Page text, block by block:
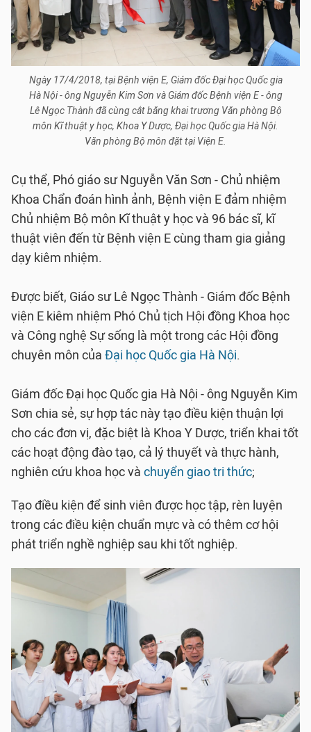
Ngày 17/4/2018, tại Bệnh viện E, Giám đốc Đại học Quốc gia
Hà Nội - ông Nguyễn Kim Sơn và Giám đốc Bệnh viện E - ông
Lê Ngọc Thành đã cùng cắt băng khai trương Văn phòng Bộ
môn Kĩ thuật y học, Khoa Y Dược, Đại học Quốc gia Hà Nội.
Văn phòng Bộ môn đặt tại Viện E.
Cụ thể, Phó giáo sư Nguyễn Văn Sơn - Chủ nhiệm
Khoa Chẩn đoán hình ảnh, Bệnh viện E đảm nhiệm
Chủ nhiệm Bộ môn Kĩ thuật y học và 96 bác sĩ, kĩ
thuật viên đến từ Bệnh viện E cùng tham gia giảng
dạy kiêm nhiệm.
Được biết, Giáo sư Lê Ngọc Thành - Giám đốc Bệnh
viện E kiêm nhiệm Phó Chủ tịch Hội đồng Khoa học
và Công nghệ Sự sống là một trong các Hội đồng
chuyên môn của Đại học Quốc gia Hà Nội.
Giám đốc Đại học Quốc gia Hà Nội - ông Nguyễn Kim
Sơn chia sẻ, sự hợp tác này tạo điều kiện thuận lợi
cho các đơn vị, đặc biệt là Khoa Y Dược, triển khai tốt
các hoạt động đào tạo, cả lý thuyết và thực hành,
nghiên cứu khoa học và chuyển giao tri thức;
Tạo điều kiện để sinh viên được học tập, rèn luyện
trong các điều kiện chuẩn mực và có thêm cơ hội
phát triển nghề nghiệp sau khi tốt nghiệp.